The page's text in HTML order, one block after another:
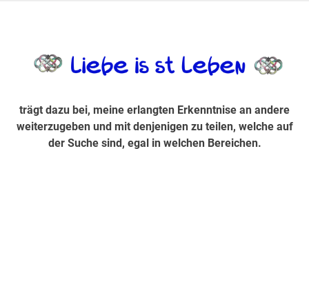
Suche sind, egal in welchen Bereichen.
trägt dazu bei, meine erlangten Erkenntnise an andere
weiterzugeben und mit denjenigen zu teilen, welche auf
der Suche sind, egal in welchen Bereichen.